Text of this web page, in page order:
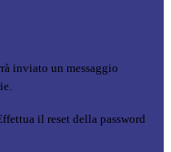
inviato un messaggio
il reset della password